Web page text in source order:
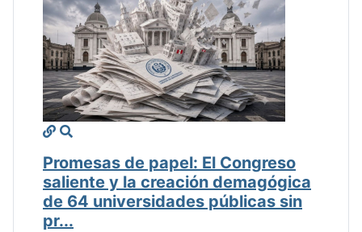
Promesas de papel: El Congreso
saliente y la creación demagógica
de 64 universidades públicas sin
pr...